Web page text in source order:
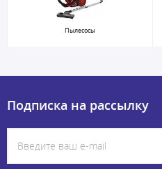
Пылесосы
Подписка на рассылку